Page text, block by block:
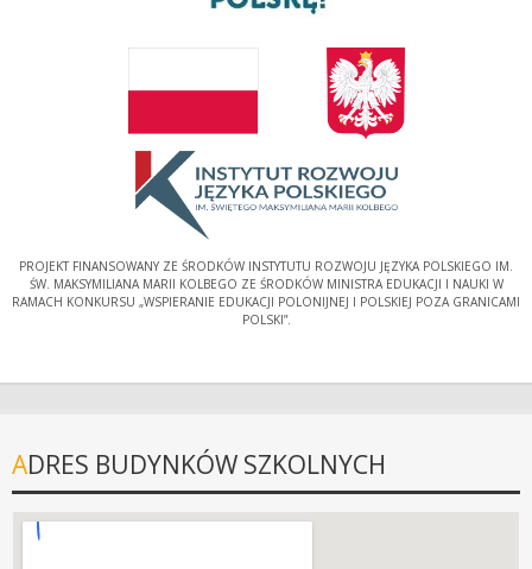
PROJEKT FINANSOWANY ZE ŚRODKÓW INSTYTUTU ROZWOJU JĘZYKA POLSKIEGO IM.
ŚW. MAKSYMILIANA MARII KOLBEGO ZE ŚRODKÓW MINISTRA EDUKACJI I NAUKI W
RAMACH KONKURSU „WSPIERANIE EDUKACJI POLONIJNEJ I POLSKIEJ POZA GRANICAMI
POLSKI”.
ADRES BUDYNKÓW SZKOLNYCH